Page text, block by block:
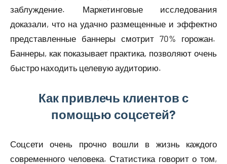
заблуждение. Маркетинговые исследования
доказали, что на удачно размещенные и эффектно
представленные баннеры смотрит 70% горожан.
Баннеры, как показывает практика, позволяют очень
быстро находить целевую аудиторию.
Как привлечь клиентов с
помощью соцсетей?
Соцсети очень прочно вошли в жизнь каждого
современного человека. Статистика говорит о том,